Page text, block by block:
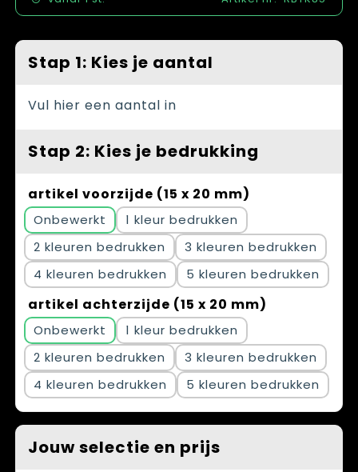
Themapakketten
Veiligheid, Auto en Fiets
Waterflesjes
Bedrijfskleding
Stap 1: Kies je aantal
Vul hier een aantal in
Stap 2: Kies je bedrukking
artikel voorzijde (15 x 20 mm)
Onbewerkt
1
2
3
4
5
artikel achterzijde (15 x 20 mm)
Onbewerkt
1
2
3
4
5
Jouw selectie en prijs